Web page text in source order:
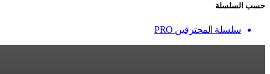
حسب السلسلة
سلسلة المحترفين PRO